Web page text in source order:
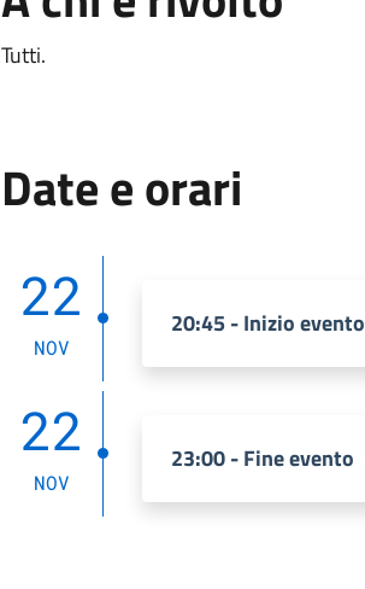
Tutti.
Date e orari
22
NOV
20:45 - Inizio evento
22
NOV
23:00 - Fine evento